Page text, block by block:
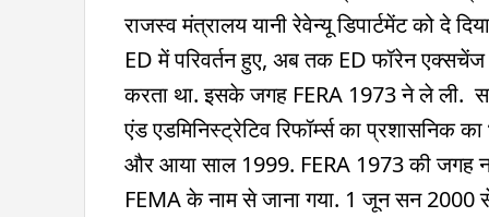
राजस्व मंत्रालय यानी रेवेन्यू डिपार्टमेंट को दे
ED में परिवर्तन हुए, अब तक ED फॉरेन
करता था. इसके जगह FERA 1973 ने ले ली.
एंड एडमिनिस्ट्रेटिव रिफॉर्म्स का प्रशासनिक
और आया साल 1999. FERA 1973 की जगह
FEMA के नाम से जाना गया. 1 जून सन 2000